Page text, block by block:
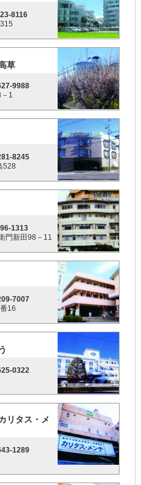
8116
草
9988
1
8245
528
1313
門新田98－11
7007
16
0322
リタス・メ
1289